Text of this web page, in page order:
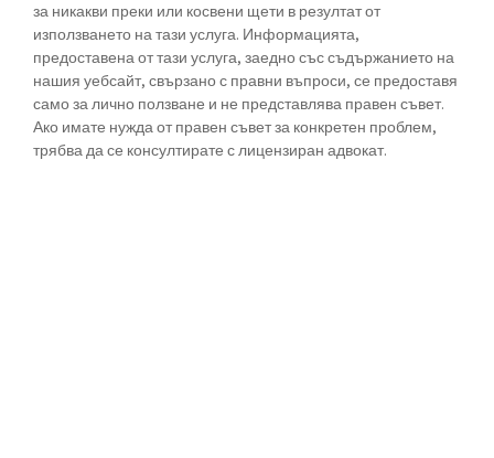
за никакви преки или косвени щети в резултат от
използването на тази услуга. Информацията,
предоставена от тази услуга, заедно със съдържанието на
нашия уебсайт, свързано с правни въпроси, се предоставя
само за лично ползване и не представлява правен съвет.
Ако имате нужда от правен съвет за конкретен проблем,
трябва да се консултирате с лицензиран адвокат.